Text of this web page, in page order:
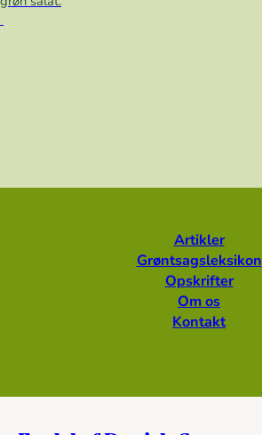
Artikler
Grøntsagsleksikon
Opskrifter
Om os
Kontakt